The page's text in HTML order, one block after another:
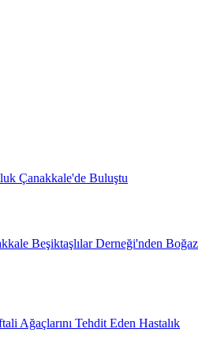
Çanakkale'de Buluştu
Beşiktaşlılar Derneği'nden Boğaz
Ağaçlarını Tehdit Eden Hastalık